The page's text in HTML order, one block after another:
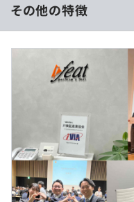
■資格手当：対象資格
象100種以上、上限5万
ウォーターフォール、ア
■賃金形態：月給制、
■賃金の決定方法：当
■給与：約25万～30万
■固定残業代、みなし
■その他手当：
資格手当100種類以上
■待機期間ほぼなし、発
その他の特徴